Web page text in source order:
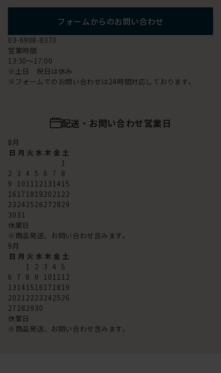
フォームからのお問い合わせ
03-6908-8370
営業時間
13:30～17:00
※土日 祝日は休み
※フォームでのお問い合わせは24時間対応しております。
配送・お問い合わせ営業日
8 月
日 月 火 水 木 金 土
1
2 3 4 5 6 7 8
9
10 11 12 13 14 15
16 17 18 192021 22
23242526272829
3031
休業日
※商品発送、お問い合わせ含みます。
9 月
日 月 火 水 木 金 土
1
2 3 4 5
6 7 8 9 10 11 12
13 14 15 16 17 18 19
2021 2223242526
27282930
休業日
※商品発送、お問い合わせ含みます。